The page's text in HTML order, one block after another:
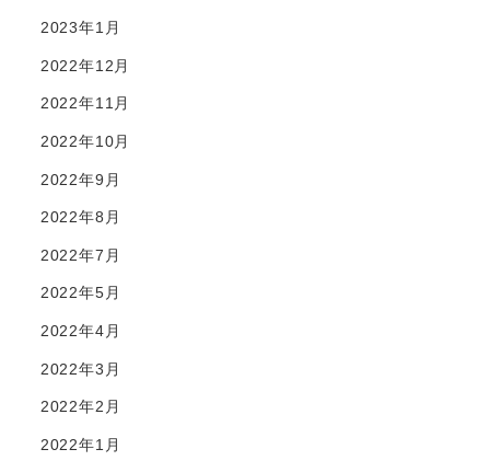
2023年1月
2022年12月
2022年11月
2022年10月
2022年9月
2022年8月
2022年7月
2022年5月
2022年4月
2022年3月
2022年2月
2022年1月